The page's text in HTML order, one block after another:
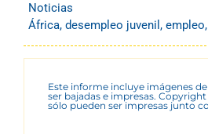
Noticias
África, desempleo juvenil , empleo,
Este informe incluye imágenes
ser bajadas e impresas.
sólo pueden ser impresas junto